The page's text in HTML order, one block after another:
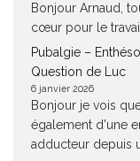
Bonjour Arnaud,
cœur pour le
Pubalgie –
Question de Luc
6 janvier 2026
Bonjour je vois
également d'une
adducteur depuis